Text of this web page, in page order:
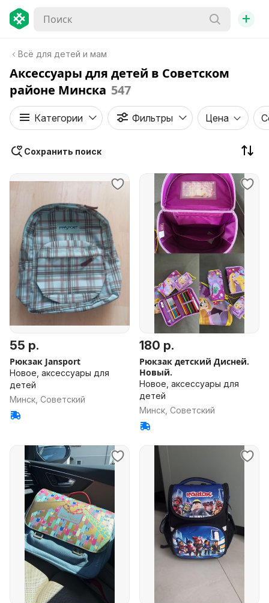
+
Всё для детей и мам
Аксессуары для детей в Советском
районе Минска 547
Категории Фильтры Цена
Сохранить поиск
55 р.
Рюкзак Jansport
Новое, аксессуары для
детей
Минск, Советский
180 р.
Рюкзак детский Дисней.
Новый.
Новое, аксессуары для
детей
Минск, Советский